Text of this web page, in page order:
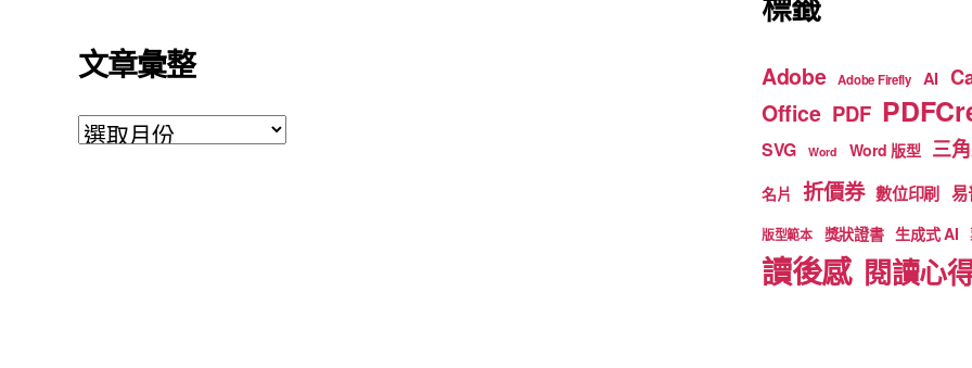
文章彙整
文
Adobe Adobe Firefly AI
Office PDF
SVG Word Word 版型 三
名片 折價券 數位印刷 易
版型範本 獎狀證書 生成式 AI
讀後感 閱讀心